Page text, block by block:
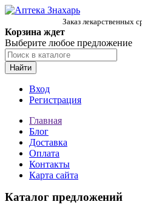
Заказ лекарственных
Корзина ждет
Выберите любое предложение
Найти
Вход
Регистрация
Главная
Блог
Доставка
Оплата
Контакты
Карта сайта
Каталог предложений